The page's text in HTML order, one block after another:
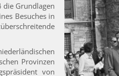
die Grundlagen
Besuches in
Provinzen
von